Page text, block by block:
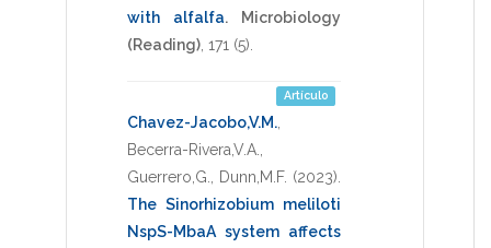
with alfalfa.
Microbiology
(Reading) 171 (5).
Artículo
Chavez-Jacobo,V.M.
Becerra-Rivera,V.A.
Guerrero,G.
Dunn,M.F. (2023)
The Sinorhizobium meliloti
NspS-MbaA system affects